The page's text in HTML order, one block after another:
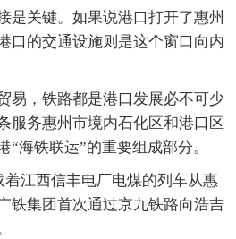
关键。如果说港口打开了惠州
口的交通设施则是这个窗口向内
，铁路都是港口发展必不可少
服务惠州市境内石化区和港口区
“海铁联运”的重要组成部分。
江西信丰电厂电煤的列车从惠
铁集团首次通过京九铁路向浩吉